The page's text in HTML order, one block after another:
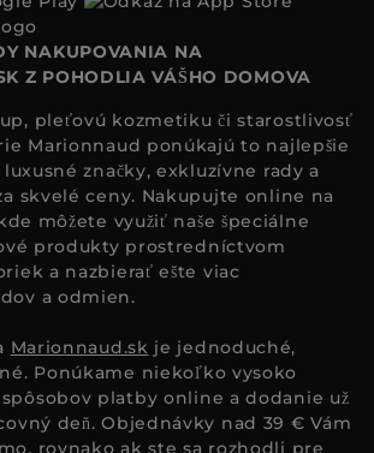
NAKUPOVANIA NA
Z POHODLIA VÁŠHO DOMOVA
pleťovú kozmetiku či starostlivosť
Marionnaud ponúkajú to najlepšie
luxusné značky, exkluzívne rady a
skvelé ceny. Nakupujte online na
môžete využiť naše špeciálne
produkty prostredníctvom
a nazbierať ešte viac
a odmien.
Marionnaud.sk je jednoduché,
Ponúkame niekoľko vysoko
platby online a dodanie už
deň. Objednávky nad 39 € Vám
rovnako ak ste sa rozhodli pre